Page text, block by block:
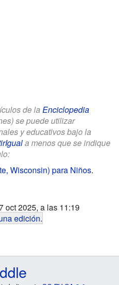
de la Enciclopedia
se puede utilizar
y educativos bajo la
a menos que se indique
Wisconsin) para Niños.
oct 2025, a las 11:19
edición.